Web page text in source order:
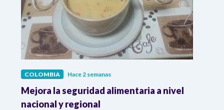
COLOMBIA Hace 2 semanas
Mejora la seguridad alimentaria a nivel
nacional y regional